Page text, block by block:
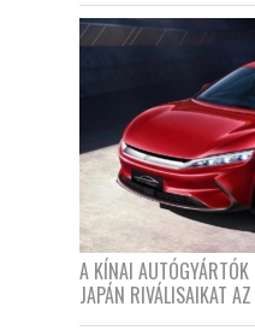
A KÍNAI AUTÓGYÁRTÓK
JAPÁN RIVÁLISAIKAT